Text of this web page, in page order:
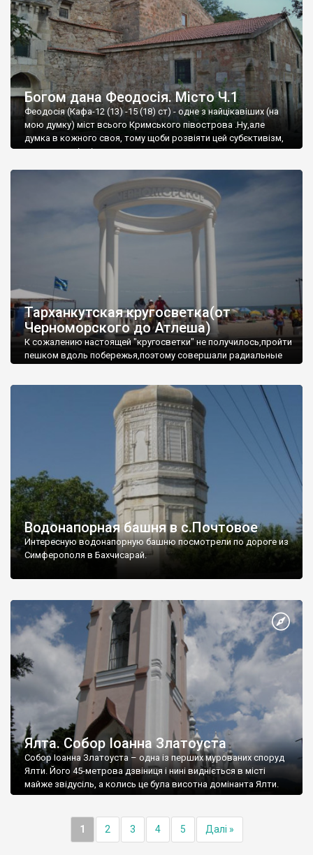
Богом дана Феодосія. Місто Ч.1
Феодосія (Кафа-12 (13) -15 (18) ст) - одне з найцікавіших (на
мою думку) міст всього Кримського півострова .Ну,але
думка в кожного своя, тому щоби розвіяти цей субєктивізм,
запрошую відвідати це
Тарханкутская кругосветка(от
Черноморского до Атлеша)
К сожалению настоящей "кругосветки" не получилось,пройти
пешком вдоль побережья,поэтому совершали радиальные
Водонапорная башня в с.Почтовое
Интересную водонапорную башню посмотрели по дороге из
Симферополя в Бахчисарай.
Ялта. Собор Іоанна Златоуста
Собор Іоанна Златоуста – одна із перших мурованих споруд
Ялти. Його 45-метрова дзвіниця і нині видніється в місті
майже звідусіль, а колись це була висотна домінанта Ялти.
1 2 3 4 5 Далі »